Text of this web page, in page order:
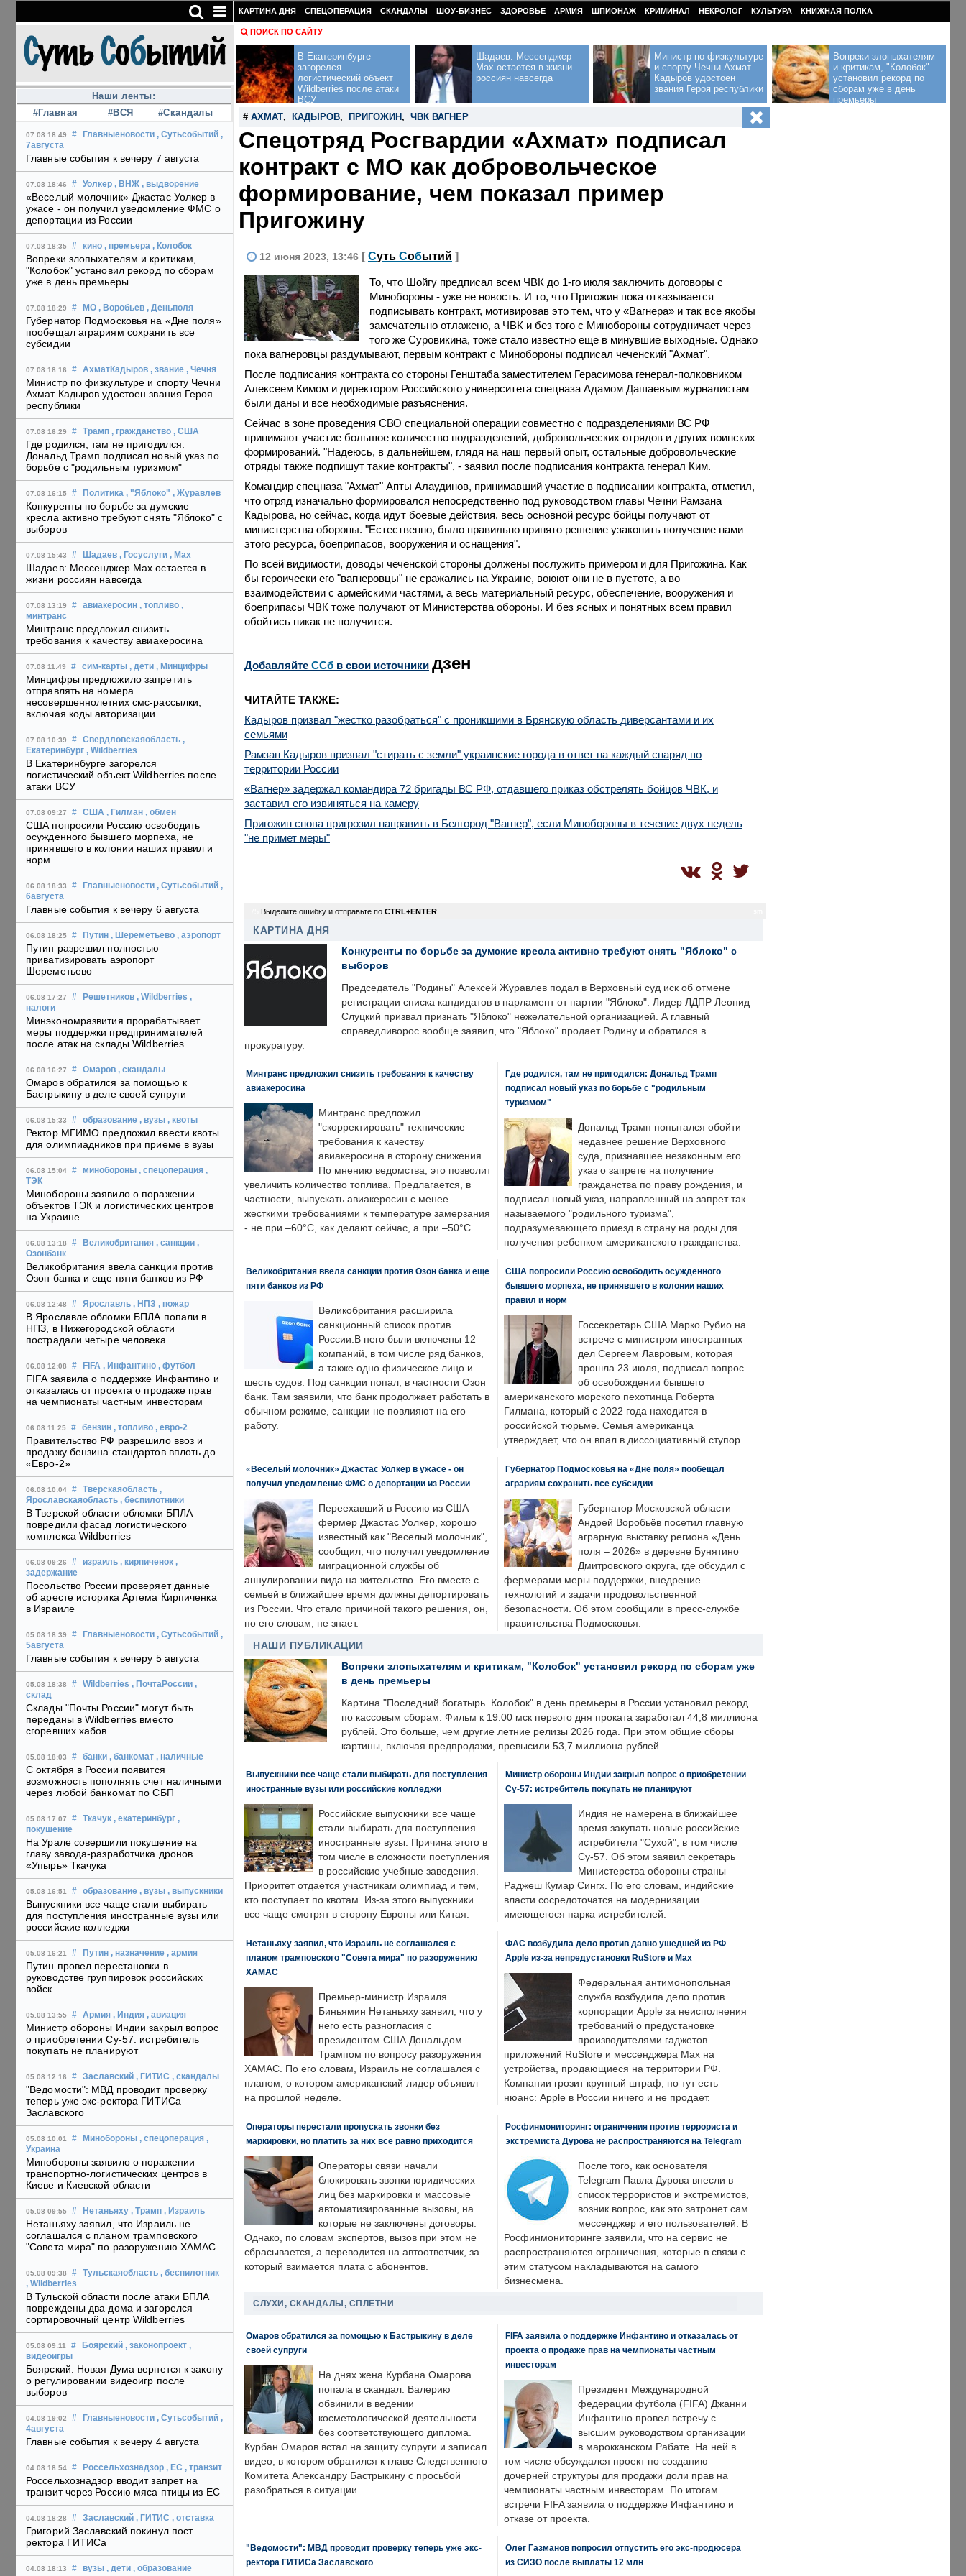
Наши ленты:
#Главная
#ВСЯ #Скандалы
07.08 18:49 # Главныеновости , Сутьсобытий ,
7августа
Главные события к вечеру 7 августа
07.08 18:46 # Уолкер , ВНЖ , выдворение
«Веселый молочник» Джастас Уолкер в
ужасе - он получил уведомление ФМС о
депортации из России
07.08 18:35 # кино , премьера , Колобок
Вопреки злопыхателям и критикам,
"Колобок" установил рекорд по сборам
уже в день премьеры
07.08 18:29 # МО , Воробьев , Деньполя
Губернатор Подмосковья на «Дне поля»
пообещал аграриям сохранить все
субсидии
07.08 18:16 # АхматКадыров , звание , Чечня
Министр по физкультуре и спорту Чечни
Ахмат Кадыров удостоен звания Героя
республики
07.08 16:29 # Трамп , гражданство , США
Где родился, там не пригодился:
Дональд Трамп подписал новый указ по
борьбе с "родильным туризмом"
07.08 16:15 # Политика , "Яблоко" , Журавлев
Конкуренты по борьбе за думские
кресла активно требуют снять "Яблоко" с
выборов
07.08 15:43 # Шадаев , Госуслуги , Max
Шадаев: Мессенджер Max остается в
жизни россиян навсегда
07.08 13:19 # авиакеросин , топливо ,
минтранс
Минтранс предложил снизить
требования к качеству авиакеросина
07.08 11:49 # сим-карты , дети , Минцифры
Минцифры предложило запретить
отправлять на номера
несовершеннолетних смс-рассылки,
включая коды авторизации
07.08 10:39 # Свердловскаяобласть ,
Екатеринбург , Wildberries
В Екатеринбурге загорелся
логистический объект Wildberries после
атаки ВСУ
07.08 09:27 # США , Гилман , обмен
США попросили Россию освободить
осужденного бывшего морпеха, не
принявшего в колонии наших правил и
норм
06.08 18:33 # Главныеновости , Сутьсобытий ,
6августа
Главные события к вечеру 6 августа
06.08 18:25 # Путин , Шереметьево , аэропорт
Путин разрешил полностью
приватизировать аэропорт
Шереметьево
06.08 17:27 # Решетников , Wildberries ,
налоги
Минэкономразвития прорабатывает
меры поддержки предпринимателей
после атак на склады Wildberries
06.08 16:27 # Омаров , скандалы
Омаров обратился за помощью к
Бастрыкину в деле своей супруги
06.08 15:33 # образование , вузы , квоты
Ректор МГИМО предложил ввести квоты
для олимпиадников при приеме в вузы
06.08 15:04 # минобороны , спецоперация ,
ТЭК
Минобороны заявило о поражении
объектов ТЭК и логистических центров
на Украине
06.08 13:18 # Великобритания , санкции ,
Озонбанк
Великобритания ввела санкции против
Озон банка и еще пяти банков из РФ
06.08 12:48 # Ярославль , НПЗ , пожар
В Ярославле обломки БПЛА попали в
НПЗ, в Нижегородской области
пострадали четыре человека
06.08 12:08 # FIFA , Инфантино , футбол
FIFA заявила о поддержке Инфантино и
отказалась от проекта о продаже прав
на чемпионаты частным инвесторам
06.08 11:25 # бензин , топливо , евро-2
Правительство РФ разрешило ввоз и
продажу бензина стандартов вплоть до
«Евро-2»
06.08 10:04 # Тверскаяобласть ,
Ярославскаяобласть , беспилотники
В Тверской области обломки БПЛА
повредили фасад логистического
комплекса Wildberries
06.08 09:26 # израиль , кирпиченок ,
задержание
Посольство России проверяет данные
об аресте историка Артема Кирпиченка
в Израиле
05.08 18:39 # Главныеновости , Сутьсобытий ,
5августа
Главные события к вечеру 5 августа
05.08 18:38 # Wildberries , ПочтаРоссии ,
склад
Склады "Почты России" могут быть
переданы в Wildberries вместо
сгоревших хабов
05.08 18:03 # банки , банкомат , наличные
С октября в России появится
возможность пополнять счет наличными
через любой банкомат по СБП
05.08 17:07 # Ткачук , екатеринбург ,
покушение
На Урале совершили покушение на
главу завода-разработчика дронов
«Упырь» Ткачука
05.08 16:51 # образование , вузы , выпускники
Выпускники все чаще стали выбирать
для поступления иностранные вузы или
российские колледжи
05.08 16:21 # Путин , назначение , армия
Путин провел перестановки в
руководстве группировок российских
войск
05.08 13:55 # Армия , Индия , авиация
Министр обороны Индии закрыл вопрос
о приобретении Су-57: истребитель
покупать не планируют
05.08 12:16 # Заславский , ГИТИС , скандалы
"Ведомости": МВД проводит проверку
теперь уже экс-ректора ГИТИСа
Заславского
05.08 10:01 # Минобороны , спецоперация ,
Украина
Минобороны заявило о поражении
транспортно-логистических центров в
Киеве и Киевской области
05.08 09:55 # Нетаньяху , Трамп , Израиль
Нетаньяху заявил, что Израиль не
соглашался с планом трамповского
"Совета мира" по разоружению ХАМАС
05.08 09:38 # Тульскаяобласть , беспилотник
, Wildberries
В Тульской области после атаки БПЛА
повреждены два дома и загорелся
сортировочный центр Wildberries
05.08 09:11 # Боярский , законопроект ,
видеоигры
Боярский: Новая Дума вернется к закону
о регулировании видеоигр после
выборов
04.08 19:02 # Главныеновости , Сутьсобытий ,
4августа
Главные события к вечеру 4 августа
04.08 18:54 # Россельхознадзор , ЕС , транзит
Россельхознадзор вводит запрет на
транзит через Россию мяса птицы из ЕС
04.08 18:28 # Заславский , ГИТИС , отставка
Григорий Заславский покинул пост
ректора ГИТИСа
04.08 18:13 # вузы , дети , образование
КАРТИНА ДНЯ СПЕЦОПЕРАЦИЯ СКАНДАЛЫ ШОУ-БИЗНЕС ЗДОРОВЬЕ АРМИЯ ШПИОНАЖ КРИМИНАЛ НЕКРОЛОГ КУЛЬТУРА КНИЖНАЯ ПОЛКА
ПОИСК ПО САЙТУ
В Екатеринбурге
загорелся
логистический объект
Wildberries после атаки
ВСУ
Шадаев: Мессенджер
Max остается в жизни
россиян навсегда
Министр по физкультуре
и спорту Чечни Ахмат
Кадыров удостоен
звания Героя республики
Вопреки злопыхателям
и критикам, "Колобок"
установил рекорд по
сборам уже в день
премьеры
# АХМАТ, КАДЫРОВ, ПРИГОЖИН , ЧВК ВАГНЕР
Спецотряд Росгвардии «Ахмат» подписал
контракт с МО как добровольческое
формирование, чем показал пример
Пригожину
12 июня 2023, 13:46 [ Суть Событий ]
То, что Шойгу предписал всем ЧВК до 1-го июля заключить договоры с
Минобороны - уже не новость. И то, что Пригожин пока отказывается
подписывать контракт, мотивировав это тем, что у «Вагнера» и так все якобы
замечательно отлажено, а ЧВК и без того с Минобороны сотрудничает через
того же Суровикина, тоже стало известно еще в минувшие выходные. Однако
пока вагнеровцы раздумывают, первым контракт с Минобороны подписал чеченский "Ахмат".
После подписания контракта со стороны Генштаба заместителем Герасимова генерал-полковником
Алексеем Кимом и директором Российского университета спецназа Адамом Дашаевым журналистам
были даны и все необходимые разъяснения.
Сейчас в зоне проведения СВО специальной операции совместно с подразделениями ВС РФ
принимают участие большое количество подразделений, добровольческих отрядов и других воинских
формирований. "Надеюсь, в дальнейшем, глядя на наш первый опыт, остальные добровольческие
отряды также подпишут такие контракты", - заявил после подписания контракта генерал Ким.
Командир спецназа "Ахмат" Апты Алаудинов, принимавший участие в подписании контракта, отметил,
что отряд изначально формировался непосредственно под руководством главы Чечни Рамзана
Кадырова, но сейчас, когда идут боевые действия, весь основной ресурс бойцы получают от
министерства обороны. "Естественно, было правильно принято решение узаконить получение нами
этого ресурса, боеприпасов, вооружения и оснащения".
По всей видимости, доводы чеченской стороны должены послужить примером и для Пригожина. Как
бы героически его "вагнеровцы" не сражались на Украине, воюют они не в пустоте, а во
взаимодействии с армейскими частями, а весь материальный ресурс, обеспечение, вооружения и
боеприпасы ЧВК тоже получают от Министерства обороны. И без ясных и понятных всем правил
обойтись никак не получится.
Добавляйте CСб в свои источники дзен
ЧИТАЙТЕ ТАКЖЕ:
Кадыров призвал "жестко разобраться" с проникшими в Брянскую область диверсантами и их
семьями
Рамзан Кадыров призвал "стирать с земли" украинские города в ответ на каждый снаряд по
территории России
«Вагнер» задержал командира 72 бригады ВС РФ, отдавшего приказ обстрелять бойцов ЧВК, и
заставил его извиняться на камеру
Пригожин снова пригрозил направить в Белгород "Вагнер", если Минобороны в течение двух недель
"не примет меры"
Выделите ошибку и отправьте по CTRL+ENTER
КАРТИНА ДНЯ
Конкуренты по борьбе за думские кресла активно требуют снять "Яблоко" с
выборов
Председатель "Родины" Алексей Журавлев подал в Верховный суд иск об отмене
регистрации списка кандидатов в парламент от партии "Яблоко". Лидер ЛДПР Леонид
Слуцкий призвал признать "Яблоко" нежелательной организацией. А главный
справедливорос вообще заявил, что "Яблоко" продает Родину и обратился в
прокуратуру.
Минтранс предложил снизить требования к качеству
авиакеросина
Минтранс предложил
"скорректировать" технические
требования к качеству
авиакеросина в сторону снижения.
По мнению ведомства, это позволит
увеличить количество топлива. Предлагается, в
частности, выпускать авиакеросин с менее
жесткими требованиями к температуре замерзания
- не при –60°C, как делают сейчас, а при –50°C.
Где родился, там не пригодился: Дональд Трамп
подписал новый указ по борьбе с "родильным
туризмом"
Дональд Трамп попытался обойти
недавнее решение Верховного
суда, признавшее незаконным его
указ о запрете на получение
гражданства по праву рождения, и
подписал новый указ, направленный на запрет так
называемого "родильного туризма",
подразумевающего приезд в страну на роды для
получения ребенком американского гражданства.
Великобритания ввела санкции против Озон банка и еще
пяти банков из РФ
Великобритания расширила
санкционный список против
России.В него были включены 12
компаний, в том числе ряд банков,
а также одно физическое лицо и
шесть судов. Под санкции попал, в частности Озон
банк. Там заявили, что банк продолжает работать в
обычном режиме, санкции не повлияют на его
работу.
США попросили Россию освободить осужденного
бывшего морпеха, не принявшего в колонии наших
правил и норм
Госсекретарь США Марко Рубио на
встрече с министром иностранных
дел Сергеем Лавровым, которая
прошла 23 июля, подписал вопрос
об освобождении бывшего
американского морского пехотинца Роберта
Гилмана, который с 2022 года находится в
российской тюрьме. Семья американца
утверждает, что он впал в диссоциативный ступор.
«Веселый молочник» Джастас Уолкер в ужасе - он
получил уведомление ФМС о депортации из России
Переехавший в Россию из США
фермер Джастас Уолкер, хорошо
известный как "Веселый молочник",
сообщил, что получил уведомление
миграционной службы об
аннулировании вида на жительство. Его вместе с
семьей в ближайшее время должны депортировать
из России. Что стало причиной такого решения, он,
по его словам, не знает.
Губернатор Подмосковья на «Дне поля» пообещал
аграриям сохранить все субсидии
Губернатор Московской области
Андрей Воробьёв посетил главную
аграрную выставку региона «День
поля – 2026» в деревне Бунятино
Дмитровского округа, где обсудил с
фермерами меры поддержки, внедрение
технологий и задачи продовольственной
безопасности. Об этом сообщили в пресс-службе
правительства Подмосковья.
НАШИ ПУБЛИКАЦИИ
Вопреки злопыхателям и критикам, "Колобок" установил рекорд по сборам уже
в день премьеры
Картина "Последний богатырь. Колобок" в день премьеры в России установил рекорд
по кассовым сборам. Фильм к 19.00 мск первого дня проката заработал 44,8 миллиона
рублей. Это больше, чем другие летние релизы 2026 года. При этом общие сборы
картины, включая предпродажи, превысили 53,7 миллиона рублей.
Выпускники все чаще стали выбирать для поступления
иностранные вузы или российские колледжи
Российские выпускники все чаще
стали выбирать для поступления
иностранные вузы. Причина этого в
том числе в сложности поступления
в российские учебные заведения.
Приоритет отдается участникам олимпиад и тем,
кто поступает по квотам. Из-за этого выпускники
все чаще смотрят в сторону Европы или Китая.
Министр обороны Индии закрыл вопрос о приобретении
Су-57: истребитель покупать не планируют
Индия не намерена в ближайшее
время закупать новые российские
истребители "Сухой", в том числе
Су-57. Об этом заявил секретарь
Министерства обороны страны
Раджеш Кумар Сингх. По его словам, индийские
власти сосредоточатся на модернизации
имеющегося парка истребителей.
Нетаньяху заявил, что Израиль не соглашался с
планом трамповского "Совета мира" по разоружению
ХАМАС
Премьер-министр Израиля
Биньямин Нетаньяху заявил, что у
него есть разногласия с
президентом США Дональдом
Трампом по вопросу разоружения
ХАМАС. По его словам, Израиль не соглашался с
планом, о котором американский лидер объявил
на прошлой неделе.
ФАС возбудила дело против давно ушедшей из РФ
Apple из-за непредустановки RuStore и Max
Федеральная антимонопольная
служба возбудила дело против
корпорации Apple за неисполнения
требований о предустановке
производителями гаджетов
приложений RuStore и мессенджера Max на
устройства, продающиеся на территории РФ.
Компании грозит крупный штраф, но тут есть
нюанс: Apple в России ничего и не продает.
Операторы перестали пропускать звонки без
маркировки, но платить за них все равно приходится
Операторы связи начали
блокировать звонки юридических
лиц без маркировки и массовые
автоматизированные вызовы, на
которые не заключены договоры.
Однако, по словам экспертов, вызов при этом не
сбрасывается, а переводится на автоответчик, за
который взимается плата с абонентов.
Росфинмониторинг: ограничения против террориста и
экстремиста Дурова не распространяются на Telegram
После того, как основателя
Telegram Павла Дурова внесли в
список террористов и экстремистов,
возник вопрос, как это затронет сам
мессенджер и его пользователей. В
Росфинмониторинге заявили, что на сервис не
распространяются ограничения, которые в связи с
этим статусом накладываются на самого
бизнесмена.
СЛУХИ, СКАНДАЛЫ, СПЛЕТНИ
Омаров обратился за помощью к Бастрыкину в деле
своей супруги
На днях жена Курбана Омарова
попала в скандал. Валерию
обвинили в ведении
косметологической деятельности
без соответствующего диплома.
Курбан Омаров встал на защиту супруги и записал
видео, в котором обратился к главе Следственного
Комитета Александру Бастрыкину с просьбой
разобраться в ситуации.
FIFA заявила о поддержке Инфантино и отказалась от
проекта о продаже прав на чемпионаты частным
инвесторам
Президент Международной
федерации футбола (FIFA) Джанни
Инфантино провел встречу с
высшим руководством организации
в марокканском Рабате. На ней в
том числе обсуждался проект по созданию
дочерней структуры для продажи доли прав на
чемпионаты частным инвесторам. По итогам
встречи FIFA заявила о поддержке Инфантино и
отказе от проекта.
"Ведомости": МВД проводит проверку теперь уже экс-
ректора ГИТИСа Заславского
Олег Газманов попросил отпустить его экс-продюсера
из СИЗО после выплаты 12 млн